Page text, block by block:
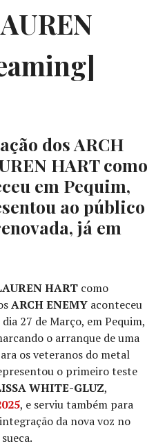
dos ARCH
HART como
em Pequim,
ao público
já em
HARTcomo
ARCH ENEMYaconteceu
27 de Março, em Pequim,
o arranque de uma
os veteranos do metal
o primeiro teste
WHITE-GLUZ,
, e serviu também para
da nova voz no